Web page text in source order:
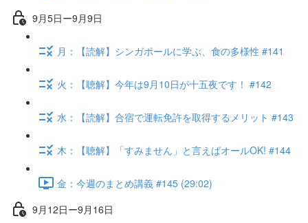
9月5日ー9月9日
月：【読解】シンガポールに学ぶ、食の多様性 #141
火：【聴解】今年は9月10日が十五夜です！ #142
水：【読解】合宿で運転免許を取得するメリット #143
木：【聴解】「すみません」と言えばオールOK! #144
金：今週のまとめ講義 #145 (29:02)
9月12日ー9月16日